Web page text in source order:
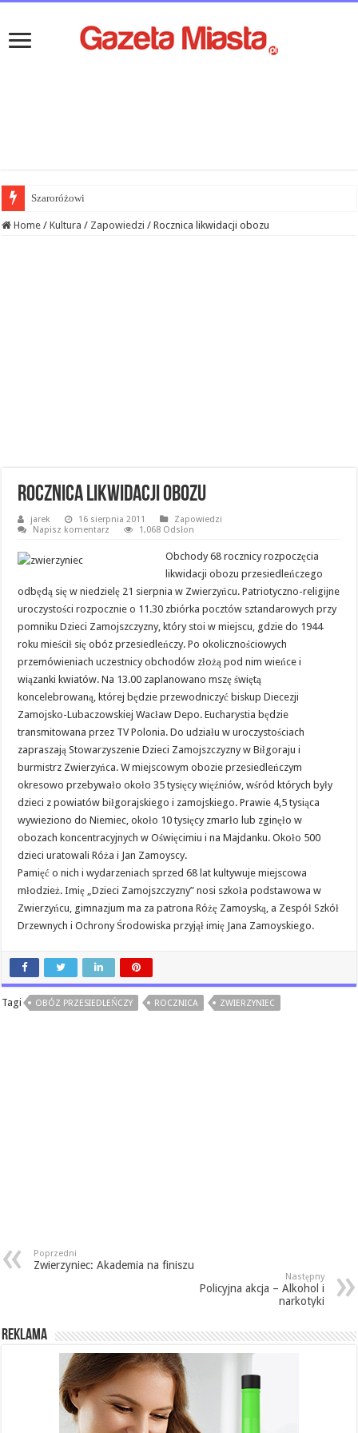
Szaroróżowi
Home / Kultura / Zapowiedzi / Rocznica likwidacji obozu
Rocznica likwidacji obozu
jarek 16 sierpnia 2011
Zapowiedzi
Napisz komentarz
1,068 Odsłon
Obchody 68 rocznicy rozpoczęcia
likwidacji obozu przesiedleńczego
odbędą się w niedzielę 21 sierpnia w Zwierzyńcu. Patriotyczno-religijne
uroczystości rozpocznie o 11.30 zbiórka pocztów sztandarowych przy
pomniku Dzieci Zamojszczyzny, który stoi w miejscu, gdzie do 1944
roku mieścił się obóz przesiedleńczy.Po okolicznościowych
przemówieniach uczestnicy obchodów złożą pod nim wieńce i
wiązanki kwiatów. Na 13.00 zaplanowano mszę świętą
koncelebrowaną, której będzie przewodniczyć biskup Diecezji
Zamojsko-Lubaczowskiej Wacław Depo. Eucharystia będzie
transmitowana przez TV Polonia. Do udziału w uroczystościach
zapraszają Stowarzyszenie Dzieci Zamojszczyzny w Biłgoraju i
burmistrz Zwierzyńca. W miejscowym obozie przesiedleńczym
okresowo przebywało około 35 tysięcy więźniów, wśród których były
dzieci z powiatów biłgorajskiego i zamojskiego. Prawie 4,5 tysiąca
wywieziono do Niemiec, około 10 tysięcy zmarło lub zginęło w
obozach koncentracyjnych w Oświęcimiu i na Majdanku. Około 500
dzieci uratowali Róża i Jan Zamoyscy.
Pamięć o nich i wydarzeniach sprzed 68 lat kultywuje miejscowa
młodzież. Imię „Dzieci Zamojszczyzny” nosi szkoła podstawowa w
Zwierzyńcu, gimnazjum ma za patrona Różę Zamoyską, a Zespół Szkół
Drzewnych i Ochrony Środowiska przyjął imię Jana Zamoyskiego.
Tagi OBÓZ PRZESIEDLEŃCZY ROCZNICA ZWIERZYNIEC
Poprzedni
Zwierzyniec: Akademia na finiszu
Następny
Policyjna akcja – Alkohol i
narkotyki
REKLAMA